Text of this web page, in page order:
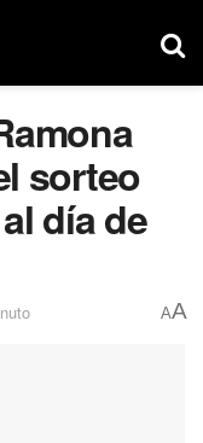
sorteo
día de
AA